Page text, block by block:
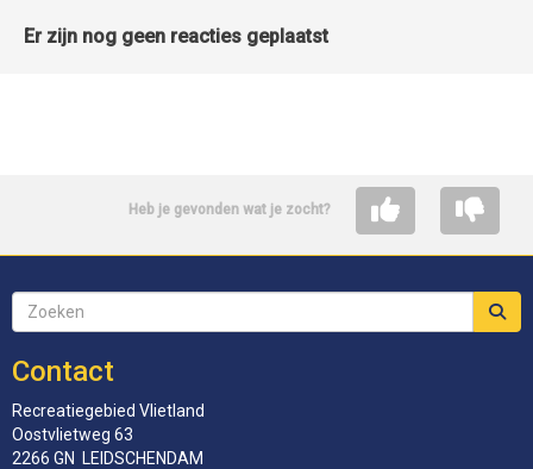
Er zijn nog geen reacties geplaatst
Heb je gevonden wat je zocht?
Contact
Recreatiegebied Vlietland
Oostvlietweg 63
2266 GN LEIDSCHENDAM